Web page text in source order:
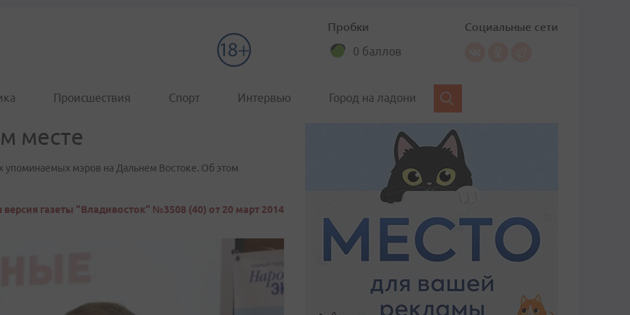
Пробки
0 баллов
Социальные сети
Происшествия Спорт Интервью Город на ладони
месте
упоминаемых мэров на Дальнем Востоке. Об этом
версия газеты "Владивосток" №3508 (40) от 20 март 2014